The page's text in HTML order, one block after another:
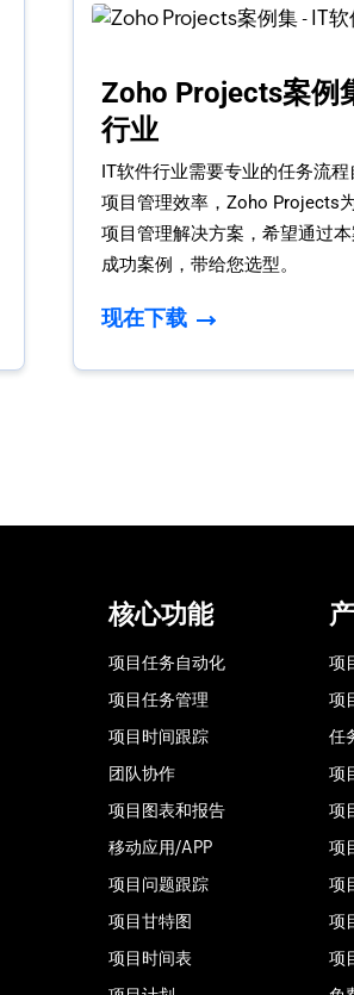
Zoho Projects案例
行业
IT软件行业需要专业的任务流
项目管理效率，Zoho Projects
项目管理解决方案，希望通过
成功案例，带给您选型。
现在下载
核心功能
项目任务自动化
项目任务管理
项目时间跟踪
团队协作
项目图表和报告
移动应用/APP
项目问题跟踪
项目甘特图
项目时间表
项
项
任
项
项
项
项
项
项